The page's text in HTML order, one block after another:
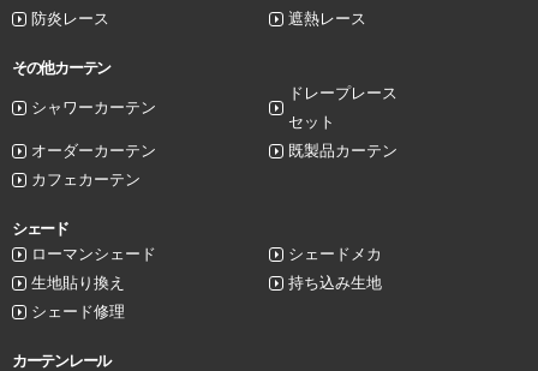
防炎レース
遮熱レース
その他カーテン
シャワーカーテン
ドレープレース
セット
オーダーカーテン
既製品カーテン
カフェカーテン
シェード
ローマンシェード
シェードメカ
生地貼り換え
持ち込み生地
シェード修理
カーテンレール